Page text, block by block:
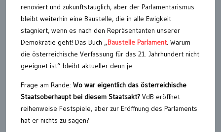
renoviert und zukunftstauglich, aber der Parlamentarismus
bleibt weiterhin eine Baustelle, die in alle Ewigkeit
stagniert, wenn es nach den Repräsentanten unserer
Demokratie geht! Das Buch „Baustelle Parlament. Warum
die österreichische Verfassung für das 21. Jahrhundert nicht
geeignet ist“ bleibt aktueller denn je.
Frage am Rande: Wo war eigentlich das österreichische
Staatsoberhaupt bei diesem Staatsakt? VdB eröffnet
reihenweise Festspiele, aber zur Eröffnung des Parlaments
hat er nichts zu sagen?